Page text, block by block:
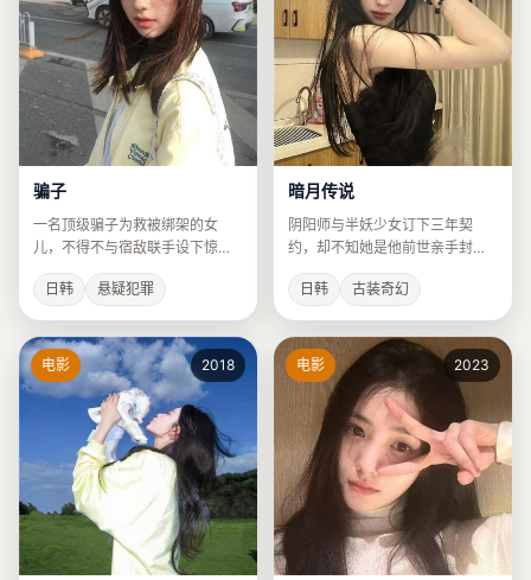
骗子
一名顶级骗子为救被绑架的女
儿，不得不与宿敌联手设下惊天
骗局。
日韩
悬疑犯罪
暗月传说
阴阳师与半妖少女订下三年契
约，却不知她是他前世亲手封印
的爱人。
日韩
古装奇幻
电影 2018 电影 2023